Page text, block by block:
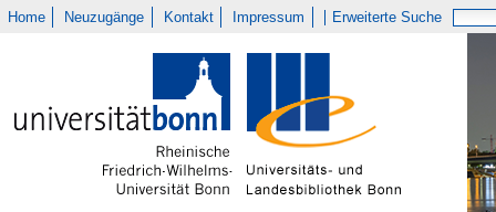
Home Neuzugänge Kontakt Impressum Erweiterte Suche